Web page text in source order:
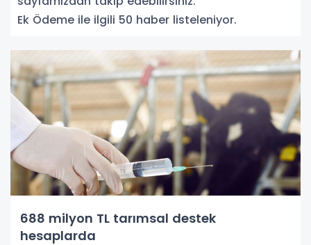
Ek Ödeme ile ilgili 50 haber listeleniyor.
688 milyon TL tarımsal destek
hesaplarda